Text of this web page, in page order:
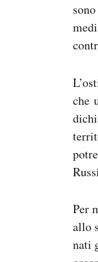
che
Per
allo
nati